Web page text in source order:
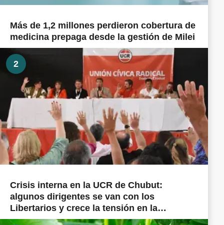
Más de 1,2 millones perdieron cobertura de
medicina prepaga desde la gestión de Milei
2
Crisis interna en la UCR de Chubut:
algunos dirigentes se van con los
Libertarios y crece la tensión en la
militancia cordillerana